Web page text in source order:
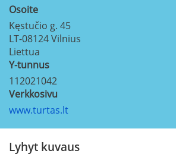
Osoite
Kęstučio g. 45
LT-08124Vilnius
Liettua
Y-tunnus
112021042
Verkkosivu
www.turtas.lt
Lyhyt kuvaus